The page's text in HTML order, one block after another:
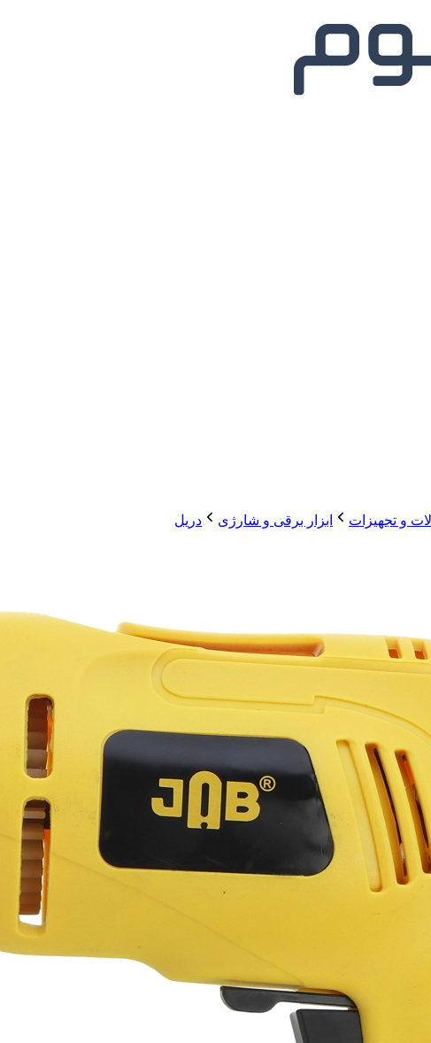
آلات و تجهیزات ابزار برقی و شارژی دریل